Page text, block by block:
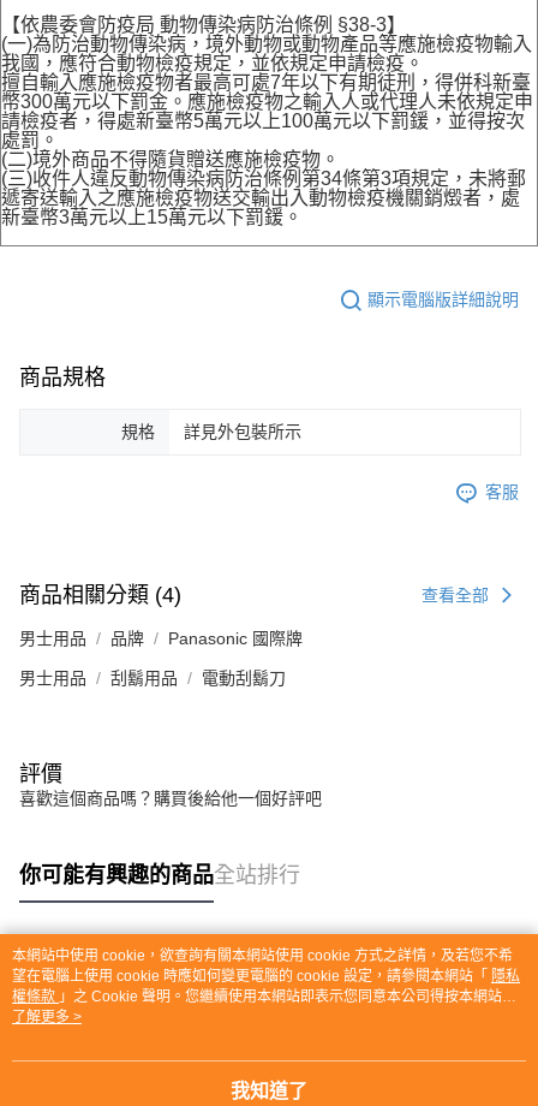
【依農委會防疫局 動物傳染病防治條例 §38-3】
(一)為防治動物傳染病，境外動物或動物產品等應施檢疫物輸入
我國，應符合動物檢疫規定，並依規定申請檢疫。
擅自輸入應施檢疫物者最高可處7年以下有期徒刑，得併科新臺
幣300萬元以下罰金。應施檢疫物之輸入人或代理人未依規定申
請檢疫者，得處新臺幣5萬元以上100萬元以下罰鍰，並得按次
處罰。
(二)境外商品不得隨貨贈送應施檢疫物。
(三)收件人違反動物傳染病防治條例第34條第3項規定，未將郵
遞寄送輸入之應施檢疫物送交輸出入動物檢疫機關銷燬者，處
新臺幣3萬元以上15萬元以下罰鍰。
顯示電腦版詳細說明
商品規格
規格 詳見外包裝所示
客服
商品相關分類 (4) 查看全部
男士用品 品牌 Panasonic 國際牌
男士用品 刮鬍用品 電動刮鬍刀
評價
喜歡這個商品嗎？購買後給他一個好評吧
你可能有興趣的商品全站排行
熱門標籤
本網站中使用 cookie，欲查詢有關本網站使用 cookie 方式之詳情，及若您不希
望在電腦上使用 cookie 時應如何變更電腦的 cookie 設定，請參閱本網站「 隱私
權條款 」之 Cookie 聲明。您繼續使用本網站即表示您同意本公司得按本網站使
用條款之 Cookie 聲明使用 cookie。
了解更多 >
我知道了